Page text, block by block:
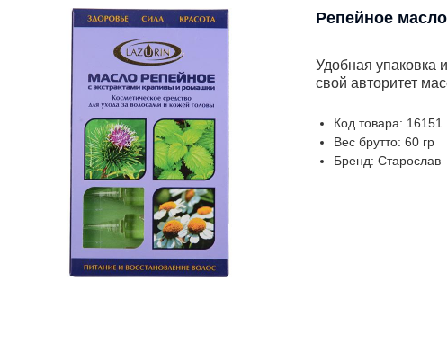
Репейное
Удобная упаковка
свой авторитет
Код товара: 16151
Вес брутто: 60 гр
Бренд: Старослав